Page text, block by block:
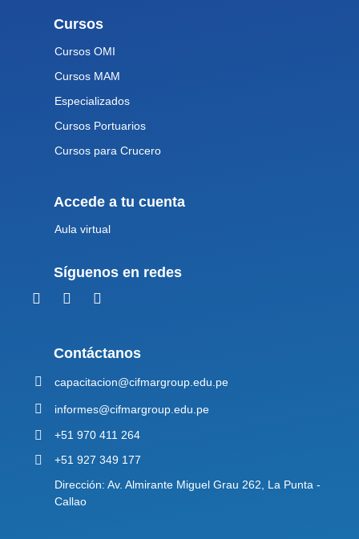
Cursos
Cursos OMI
Cursos MAM
Especializados
Cursos Portuarios
Cursos para Crucero
Accede a tu cuenta
Aula virtual
Síguenos en redes
Contáctanos
capacitacion@cifmargroup.edu.pe
informes@cifmargroup.edu.pe
+51 970 411 264
+51 927 349 177
Dirección: Av. Almirante Miguel Grau 262, La Punta -
Callao